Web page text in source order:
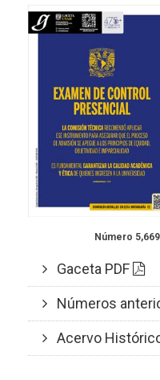
Número 5,669
Gaceta PDF
Números
Acervo